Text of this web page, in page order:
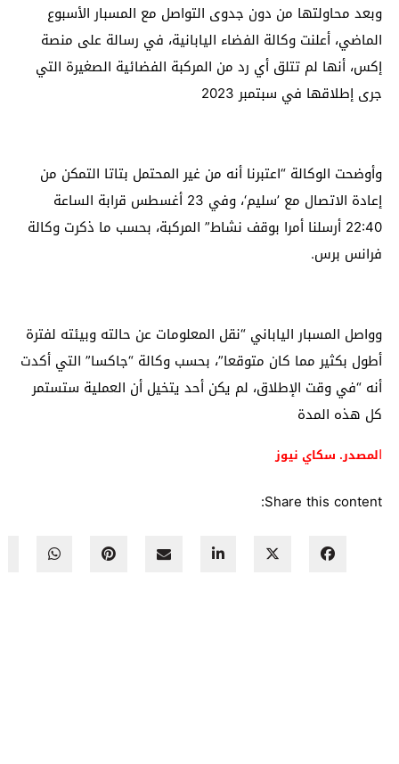
وبعد محاولتها من دون جدوى التواصل مع المسبار الأسبوع
الماضي، أعلنت وكالة الفضاء اليابانية، في رسالة على منصة
إكس، أنها لم تتلق أي رد من المركبة الفضائية الصغيرة التي
جرى إطلاقها في سبتمبر 2023
وأوضحت الوكالة “اعتبرنا أنه من غير المحتمل بتاتا التمكن من
إعادة الاتصال مع ’سليم‘، وفي 23 أغسطس قرابة الساعة
22:40 أرسلنا أمرا بوقف نشاط” المركبة، بحسب ما ذكرت وكالة
فرانس برس.
وواصل المسبار الياباني “نقل المعلومات عن حالته وبيئته لفترة
أطول بكثير مما كان متوقعا”، بحسب وكالة “جاكسا” التي أكدت
أنه “في وقت الإطلاق، لم يكن أحد يتخيل أن العملية ستستمر
كل هذه المدة
المصدر. سكاي نيوز
Share this content: